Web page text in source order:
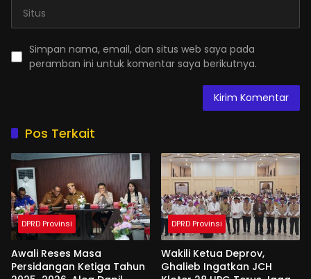
Simpan nama, email, dan situs web saya pada
peramban ini untuk komentar saya berikutnya.
Pos Terkait
DPRD Provinsi
Awali Reses Masa
Persidangan Ketiga Tahun
DPRD Provinsi
Wakili Ketua Deprov,
Ghalieb Ingatkan JCH